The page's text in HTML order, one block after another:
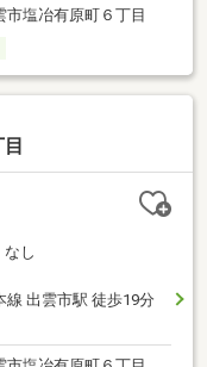
市塩冶有原町６丁目
なし
線 出雲市駅 徒歩19分